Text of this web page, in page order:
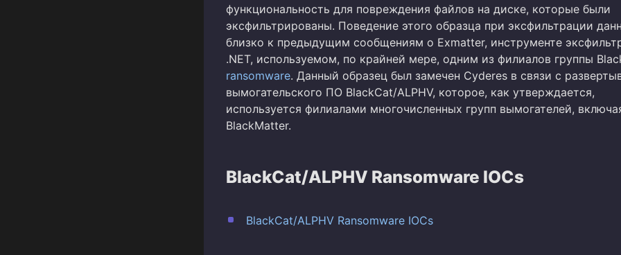
функциональность для повреждения файлов на диске, которые были
эксфильтрированы. Поведение этого образца при эксфильтрации
близко к предыдущим сообщениям о Exmatter, инструменте
.NET, используемом, по крайней мере, одним из филиалов группы
ransomware. Данный образец был замечен Cyderes в связи с
вымогательского ПО BlackCat/ALPHV, которое, как утверждается,
используется филиалами многочисленных групп вымогателей,
BlackMatter.
BlackCat/ALPHV Ransomware IOCs
BlackCat/ALPHV Ransomware IOCs